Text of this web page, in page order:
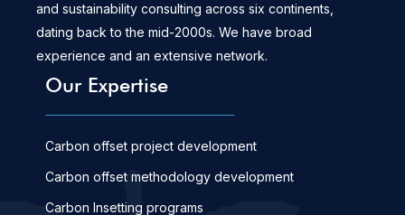
and sustainability consulting across six continents,
dating back to the mid-2000s. We have broad
experience and an extensive network.
Our Expertise
Carbon offset project development
Carbon offset methodology development
Carbon Insetting programs